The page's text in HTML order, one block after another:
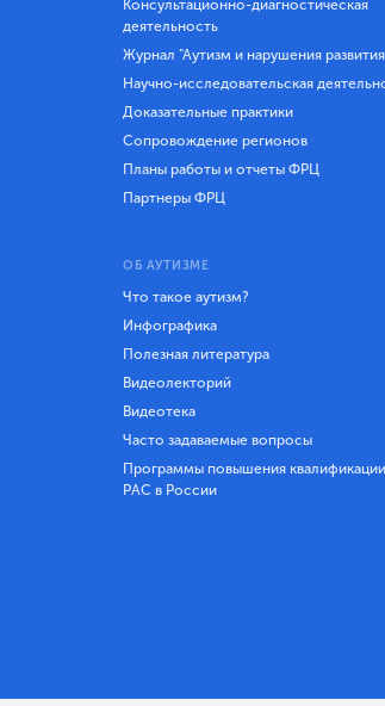
Консультационно-диагностическая
деятельность
Журнал "Аутизм и нарушения
Научно-исследовательская
Доказательные практики
Сопровождение регионов
Планы работы и отчеты ФРЦ
Партнеры ФРЦ
ОБ АУТИЗМЕ
Что такое аутизм?
Инфографика
Полезная литература
Видеолекторий
Видеотека
Часто задаваемые вопросы
Программы повышения
РАС в России